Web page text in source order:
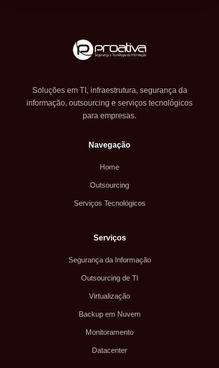
Soluções em TI, infraestrutura, segurança da
informação, outsourcing e serviços tecnológicos
para empresas.
Navegação
Home
Outsourcing
Serviços Tecnológicos
Serviços
Segurança da Informação
Outsourcing de TI
Virtualização
Backup em Nuvem
Monitoramento
Datacenter